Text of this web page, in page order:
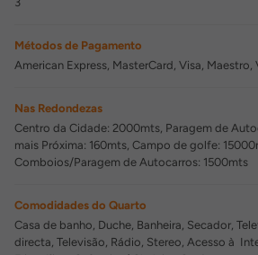
Métodos de Pagamento
American Express, MasterCard, Visa, Maestro,
Nas Redondezas
Centro da Cidade: 2000mts, Paragem de
mais Próxima: 160mts, Campo de golfe:
Comboios/Paragem de Autocarros: 1500mts
Comodidades do Quarto
Casa de banho, Duche, Banheira, Secador,
directa, Televisão, Rádio, Stereo, Acesso à